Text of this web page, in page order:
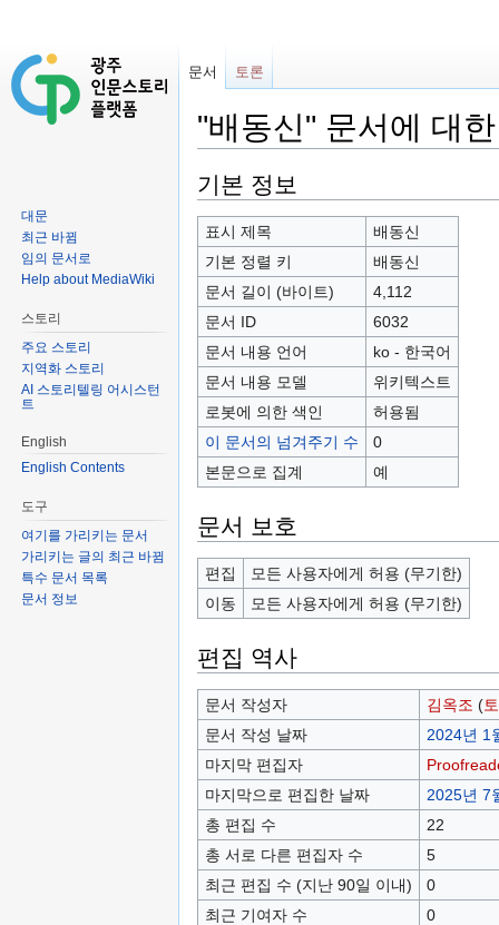
"배동신" 문서에 대
기본 정보
표시 제목
배동신
기본 정렬 키
배동신
문서 길이 (바이트)
4,112
문서 ID
6032
문서 내용 언어
ko - 한국어
문서 내용 모델
위키텍스트
로봇에 의한 색인
허용됨
이 문서의 넘겨주기 수
0
본문으로 집계
예
문서 보호
편집
모든 사용자에게 허용 (무기한)
이동
모든 사용자에게 허용 (무기한)
편집 역사
문서 작성자 김옥조 (
문서 작성 날짜
2024년 1
마지막 편집자
마지막으로 편집한 날짜
2025년 7
총 편집 수
22
총 서로 다른 편집자 수
5
최근 편집 수 (지난 90일 이내)
0
최근 기여자 수
0
문서 토론
대문
최근 바뀜
임의 문서로
Help about MediaWiki
스토리
주요 스토리
지역화 스토리
AI 스토리텔링 어시스턴
트
English
English Contents
도구
여기를 가리키는 문서
가리키는 글의 최근 바뀜
특수 문서 목록
문서 정보